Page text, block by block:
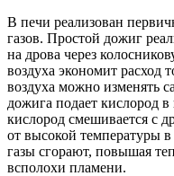
В печи реализован
газов. Простой дожиг
на дрова через
воздуха экономит расход
воздуха можно изменять
дожига подает кислород
кислород смешивается с
от высокой температуры
газы сгорают, повышая
всполохи пламени.